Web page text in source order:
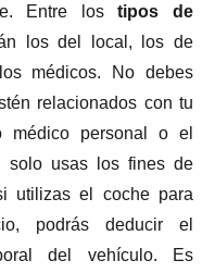
Entre lostipos de
los del local, los de
médicos. No debes
relacionados con tu
médico personal o el
solo usas los fines de
utilizas el coche para
podrás deducir el
del vehículo. Es